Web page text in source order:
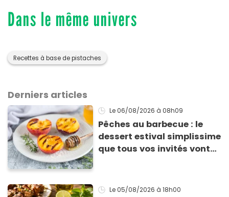
Dans le même univers
Recettes à base de pistaches
Derniers articles
Le 06/08/2026 à 08h09
Pêches au barbecue : le
dessert estival simplissime
que tous vos invités vont
Le 05/08/2026 à 18h00